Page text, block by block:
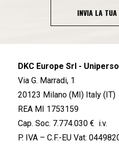
INVIA LA
DKC Europe Srl -
Via G. Marradi, 1
20123 Milano (MI) Italy (IT)
REA MI 1753159
Cap. Soc. 7.774.030 € i.v.
P. IVA – C.F.-EU Vat: